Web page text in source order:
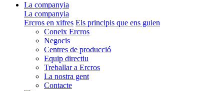
La companyia
La companyia
Ercros en xifres Els principis que ens guien
Coneix Ercros
Negocis
Centres de producció
Equip directiu
Treballar a Ercros
La nostra gent
Contacte